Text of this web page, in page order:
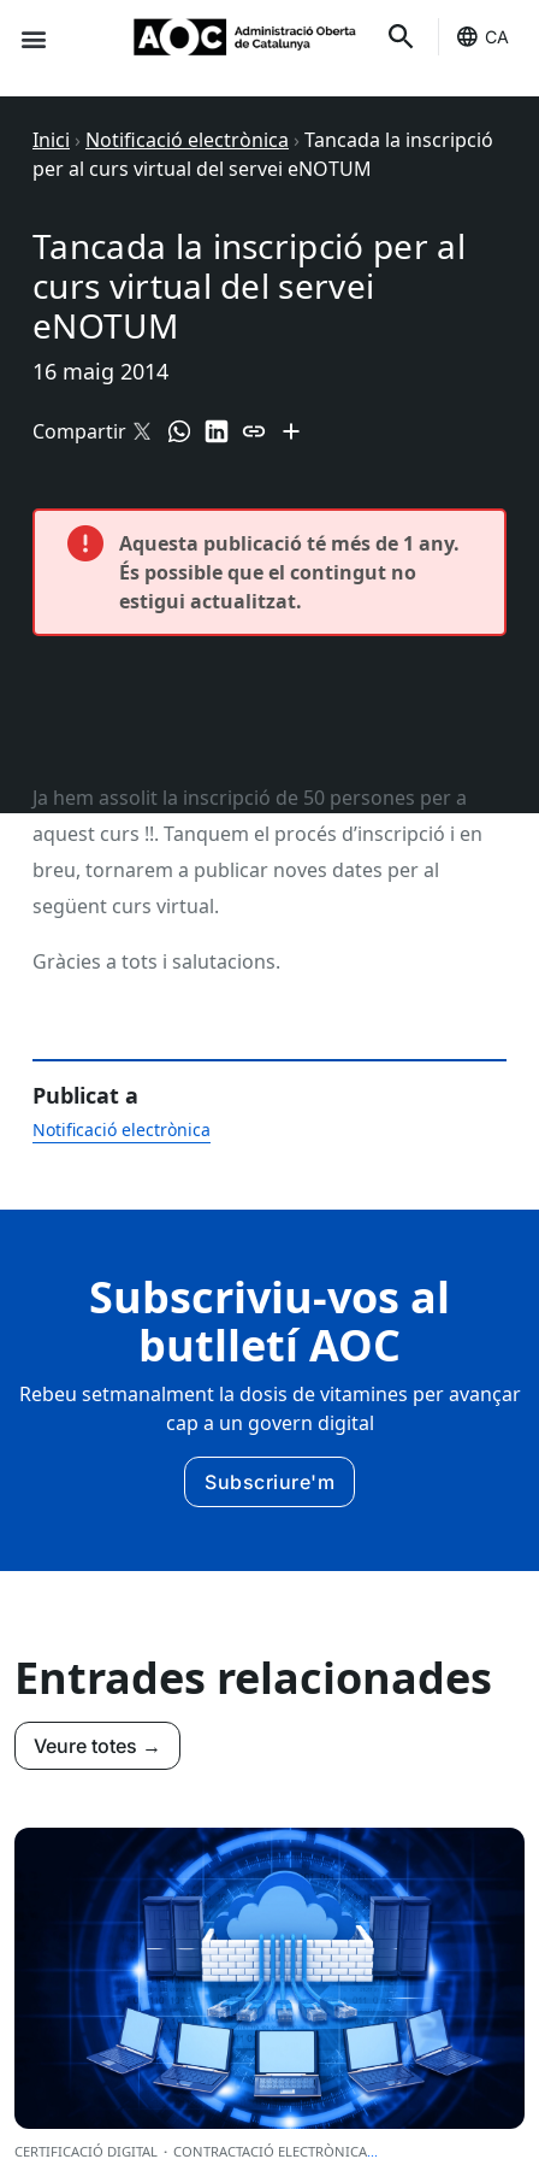
CA
Inici › Notificació electrònica › Tancada la inscripció
per al curs virtual del servei eNOTUM
Tancada la inscripció per al
curs virtual del servei
eNOTUM
16 maig 2014
Compartir
Aquesta publicació té més de 1 any.
És possible que el contingut no
estigui actualitzat.
Ja hem assolit la inscripció de 50 persones per a
aquest curs !!. Tanquem el procés d’inscripció i en
breu, tornarem a publicar noves dates per al
següent curs virtual.
Gràcies a tots i salutacions.
Publicat a
Notificació electrònica
Subscriviu-vos al
butlletí AOC
Rebeu setmanalment la dosis de vitamines per avançar
cap a un govern digital
Subscriure'm
Entrades relacionades
Veure totes →
CERTIFICACIÓ DIGITAL · CONTRACTACIÓ ELECTRÒNICA